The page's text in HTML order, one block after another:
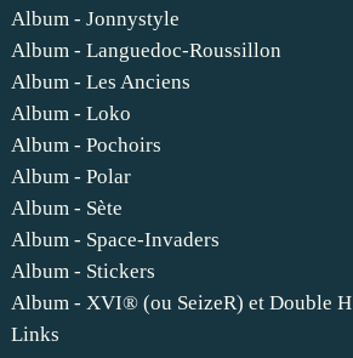
Album - Jonnystyle
Album - Languedoc-Roussillon
Album - Les Anciens
Album - Loko
Album - Pochoirs
Album - Polar
Album - Sète
Album - Space-Invaders
Album - Stickers
Album - XVI® (ou SeizeR) et Double H
Links